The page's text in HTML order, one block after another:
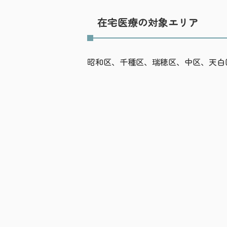
在宅医療の対象エリア
昭和区、千種区、瑞穂区、中区、天